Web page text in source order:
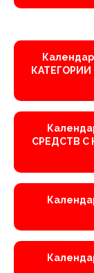
СРЕДСТВ С